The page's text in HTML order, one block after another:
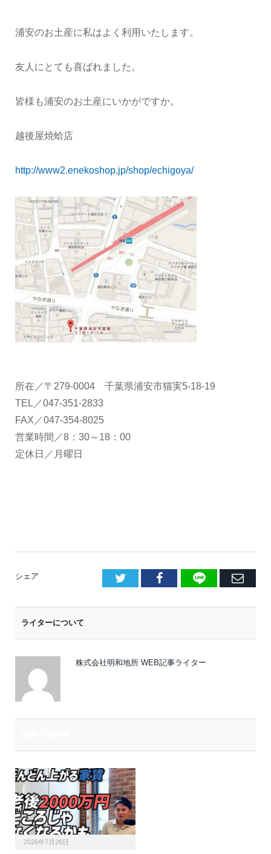
浦安のお土産に私はよく利用いたします。
友人にとても喜ばれました。
皆様も浦安のお土産にいかがですか。
越後屋焼蛤店
http://www2.enekoshop.jp/shop/echigoya/
所在／〒279-0004 千葉県浦安市猫実5‐18‐19
TEL／047-351-2833
FAX／047-354-8025
営業時間／8：30～18：00
定休日／月曜日
シェア Facebook
LINE
E
ライターについて
株式会社明和地所 WEB記事ライター
2026年7月26日